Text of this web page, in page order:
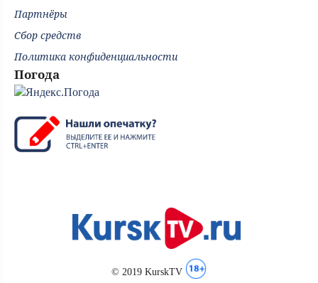
Партнёры
Сбор средств
Политика конфиденциальности
Погода
© 2019 KurskTV